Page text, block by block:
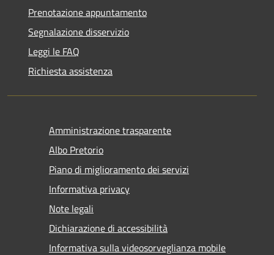
Prenotazione appuntamento
Segnalazione disservizio
Leggi le FAQ
Richiesta assistenza
Amministrazione trasparente
Albo Pretorio
Piano di miglioramento dei servizi
Informativa privacy
Note legali
Dichiarazione di accessibilità
Informativa sulla videosorveglianza mobile